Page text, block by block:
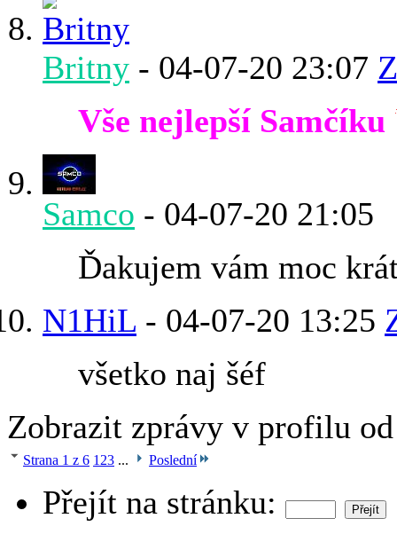
Britny - 04-07-20 23:07
Vše nejlepší Samčíku
Samco - 04-07-20 21:05
Ďakujem vám moc
N1HiL - 04-07-20 13:25
všetko naj šéf
Zobrazit zprávy v profilu
Strana 1 z 6 1 23 ... Poslední
Přejít na stránku: